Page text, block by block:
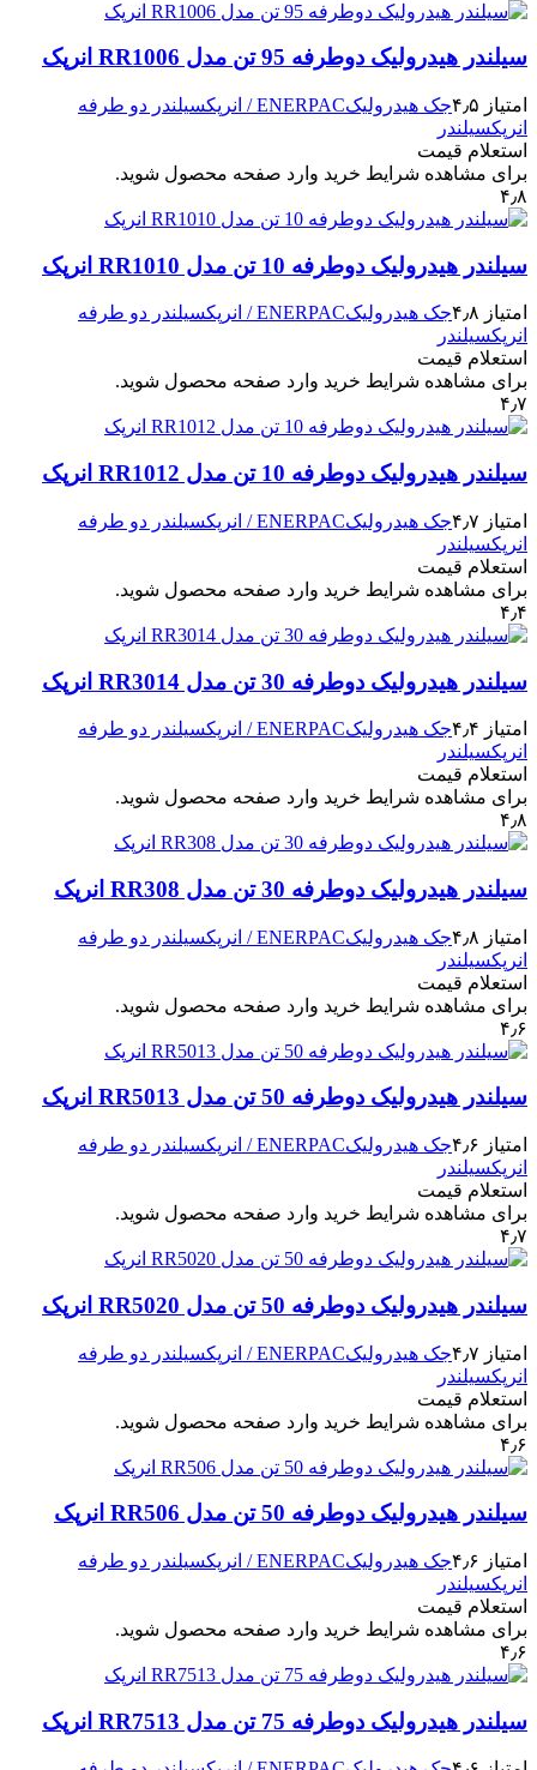
سیلندر هیدرولیک دوطرفه 95 تن مدل RR1006 انرپک
امتیاز ۴٫۵ جک هیدرولیکENERPAC / انرپک
سیلندر دو طرفه
انرپکسیلندر
استعلام قیمت
برای مشاهده شرایط خرید وارد صفحه محصول شوید.
۴٫۸
سیلندر هیدرولیک دوطرفه 10 تن مدل RR1010 انرپک
امتیاز ۴٫۸ جک هیدرولیکENERPAC / انرپک
سیلندر دو طرفه
انرپکسیلندر
استعلام قیمت
برای مشاهده شرایط خرید وارد صفحه محصول شوید.
۴٫۷
سیلندر هیدرولیک دوطرفه 10 تن مدل RR1012 انرپک
امتیاز ۴٫۷ جک هیدرولیکENERPAC / انرپک
سیلندر دو طرفه
انرپکسیلندر
استعلام قیمت
برای مشاهده شرایط خرید وارد صفحه محصول شوید.
۴٫۴
سیلندر هیدرولیک دوطرفه 30 تن مدل RR3014 انرپک
امتیاز ۴٫۴ جک هیدرولیکENERPAC / انرپک
سیلندر دو طرفه
انرپکسیلندر
استعلام قیمت
برای مشاهده شرایط خرید وارد صفحه محصول شوید.
۴٫۸
سیلندر هیدرولیک دوطرفه 30 تن مدل RR308 انرپک
امتیاز ۴٫۸ جک هیدرولیکENERPAC / انرپک
سیلندر دو طرفه
انرپکسیلندر
استعلام قیمت
برای مشاهده شرایط خرید وارد صفحه محصول شوید.
۴٫۶
سیلندر هیدرولیک دوطرفه 50 تن مدل RR5013 انرپک
امتیاز ۴٫۶ جک هیدرولیکENERPAC / انرپک
سیلندر دو طرفه
انرپکسیلندر
استعلام قیمت
برای مشاهده شرایط خرید وارد صفحه محصول شوید.
۴٫۷
سیلندر هیدرولیک دوطرفه 50 تن مدل RR5020 انرپک
امتیاز ۴٫۷ جک هیدرولیکENERPAC / انرپک
سیلندر دو طرفه
انرپکسیلندر
استعلام قیمت
برای مشاهده شرایط خرید وارد صفحه محصول شوید.
۴٫۶
سیلندر هیدرولیک دوطرفه 50 تن مدل RR506 انرپک
امتیاز ۴٫۶ جک هیدرولیکENERPAC / انرپک
سیلندر دو طرفه
انرپکسیلندر
استعلام قیمت
برای مشاهده شرایط خرید وارد صفحه محصول شوید.
۴٫۶
سیلندر هیدرولیک دوطرفه 75 تن مدل RR7513 انرپک